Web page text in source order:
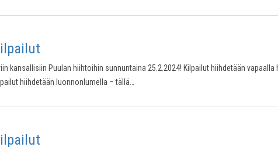
kansallisiin Puulan hiihtoihin sunnuntaina 25.2.2024! Kilpailut hiihdetään
hiihdetään luonnonlumella – tällä…